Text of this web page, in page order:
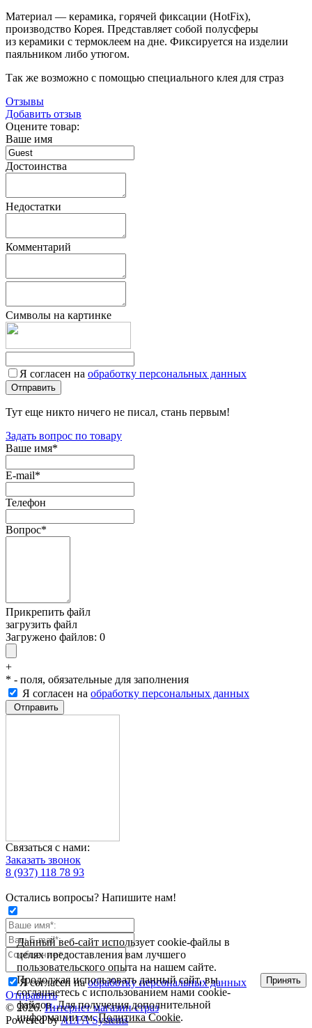
Материал — керамика, горячей фиксации (HotFix),
производство Корея. Представляет собой полусферы
из керамики с термоклеем на дне. Фиксируется на изделии
паяльником либо утюгом.
Так же возможно с помощью специального клея для страз
Отзывы
Добавить отзыв
Оцените товар:
Ваше имя
Достоинства
Недостатки
Комментарий
Символы на картинке
Я согласен на обработку персональных данных
Тут еще никто ничего не писал, стань первым!
Задать вопрос по товару
Ваше имя*
E-mail*
Телефон
Вопрос*
Прикрепить файл
загрузить файл
Загружено файлов: 0
+
* - поля, обязательные для заполнения
Я согласен на обработку персональных данных
Связаться с нами:
Заказать звонок
8 (937) 118 78 93
Остались вопросы? Напишите нам!
Я согласен наобработку персональных данных
Отправить
© 2026.Интернет магазин страз
Powered byALFA Systems
Данный веб-сайт использует cookie-файлы в
целях предоставления вам лучшего
пользовательского опыта на нашем сайте.
Продолжая использовать данный сайт, вы
соглашаетесь с использованием нами cookie-
файлов. Для получения дополнительной
информации см.Политика Cookie.
Принять